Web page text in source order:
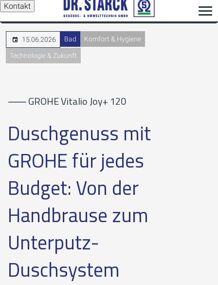
Kontakt
15.06.2026 Bad Komfort & Hygiene
Technologie & Zukunft
⸺ GROHE Vitalio Joy+ 120
Duschgenuss mit
GROHE für jedes
Budget: Von der
Handbrause zum
Unterputz-
Duschsystem